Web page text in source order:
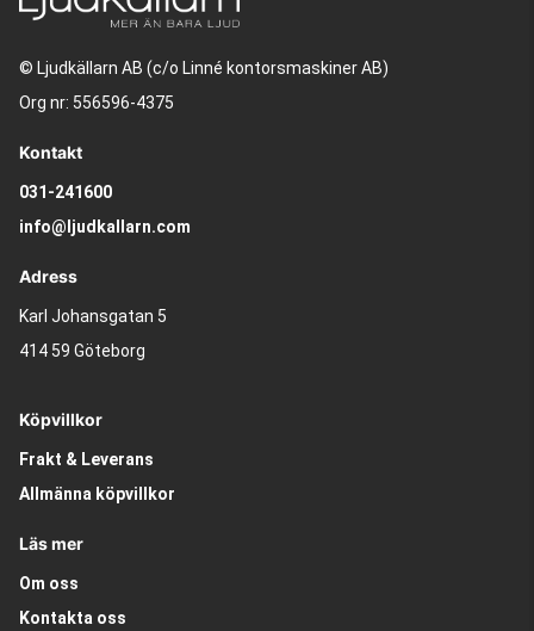
© Ljudkällarn AB (c/o Linné kontorsmaskiner AB)
Org nr: 556596-4375
Kontakt
031-241600
info@ljudkallarn.com
Adress
Karl Johansgatan 5
414 59 Göteborg
Köpvillkor
Frakt & Leverans
Allmänna köpvillkor
Läs mer
Om oss
Kontakta oss